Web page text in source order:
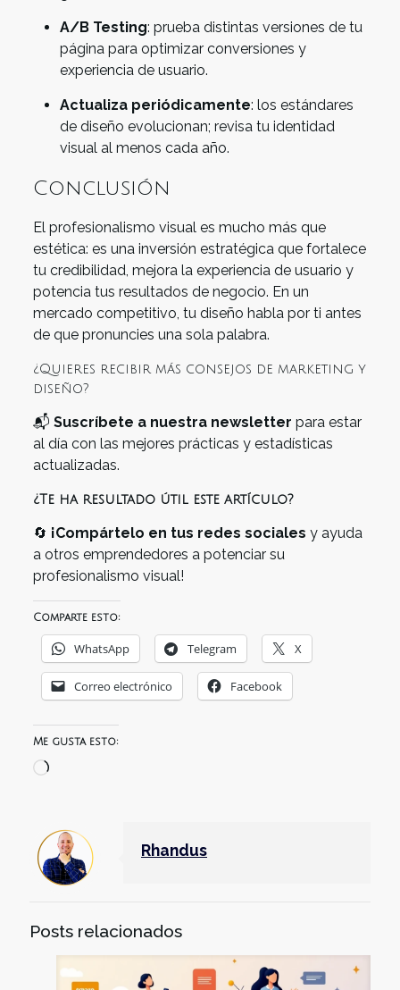
A/B Testing: prueba distintas versiones de tu
página para optimizar conversiones y
experiencia de usuario.
Actualiza periódicamente: los estándares
de diseño evolucionan; revisa tu identidad
visual al menos cada año.
Conclusión
El profesionalismo visual es mucho más que
estética: es una inversión estratégica que fortalece
tu credibilidad, mejora la experiencia de usuario y
potencia tus resultados de negocio. En un
mercado competitivo, tu diseño habla por ti antes
de que pronuncies una sola palabra.
¿Quieres recibir más consejos de marketing y
diseño?
📬 Suscríbete a nuestra newsletter para estar
al día con las mejores prácticas y estadísticas
actualizadas.
¿Te ha resultado útil este artículo?
🔄 ¡Compártelo en tus redes sociales y ayuda
a otros emprendedores a potenciar su
profesionalismo visual!
Comparte esto:
WhatsApp Telegram X
Correo electrónico Facebook
Me gusta esto:
Cargando...
Rhandus
Posts relacionados